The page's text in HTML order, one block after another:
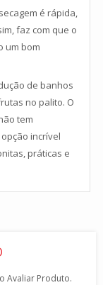
é rápida,
faz com que o
um bom
de banhos
no palito. O
tem
incrível
práticas e
Avaliar Produto.